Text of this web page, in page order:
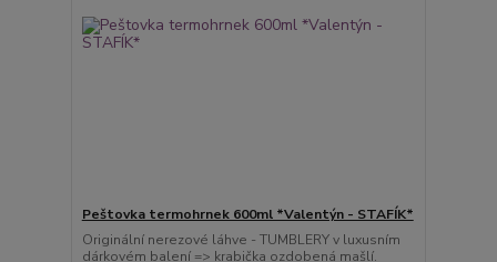
Peštovka termohrnek 600ml *Valentýn - STAFÍK*
Originální nerezové láhve - TUMBLERY v luxusním
dárkovém balení => krabička ozdobená mašlí.